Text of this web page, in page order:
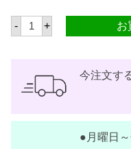
- ザ
ン
ゼ
パ
+ お
今注文す
●月曜日～